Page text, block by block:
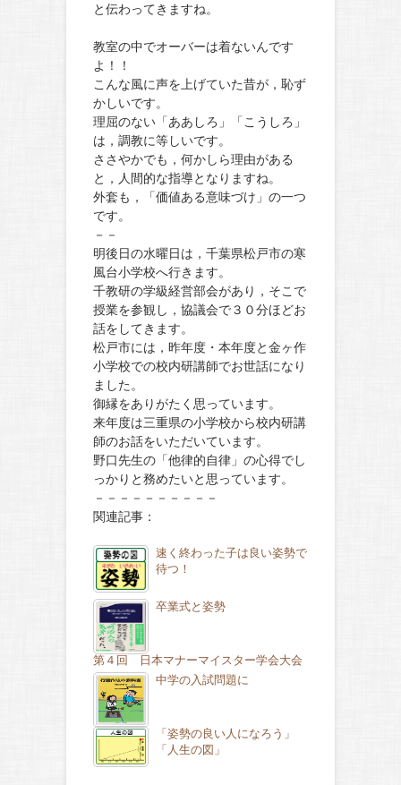
と伝わってきますね。
教室の中でオーバーは着ないんです
よ！！
こんな風に声を上げていた昔が，恥ず
かしいです。
理屈のない「ああしろ」「こうしろ」
は，調教に等しいです。
ささやかでも，何かしら理由がある
と，人間的な指導となりますね。
外套も，「価値ある意味づけ」の一つ
です。
－－
明後日の水曜日は，千葉県松戸市の寒
風台小学校へ行きます。
千教研の学級経営部会があり，そこで
授業を参観し，協議会で３０分ほどお
話をしてきます。
松戸市には，昨年度・本年度と金ヶ作
小学校での校内研講師でお世話になり
ました。
御縁をありがたく思っています。
来年度は三重県の小学校から校内研講
師のお話をいただいています。
野口先生の「他律的自律」の心得でし
っかりと務めたいと思っています。
－－－－－－－－－－
関連記事：
速く終わった子は良い姿勢で
待つ！
卒業式と姿勢
第４回 日本マナーマイスター学会大会
中学の入試問題に
「姿勢の良い人になろう」
「人生の図」